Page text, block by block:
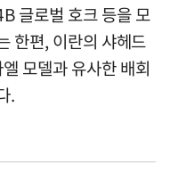
글로벌 호크 등을 모
한편, 이란의 샤헤드
모델과 유사한 배회
.